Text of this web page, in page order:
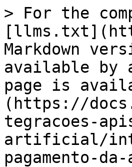
> For the
Markdown
available by
page is
(https://
tegracoes-
artificial/
pagamento-